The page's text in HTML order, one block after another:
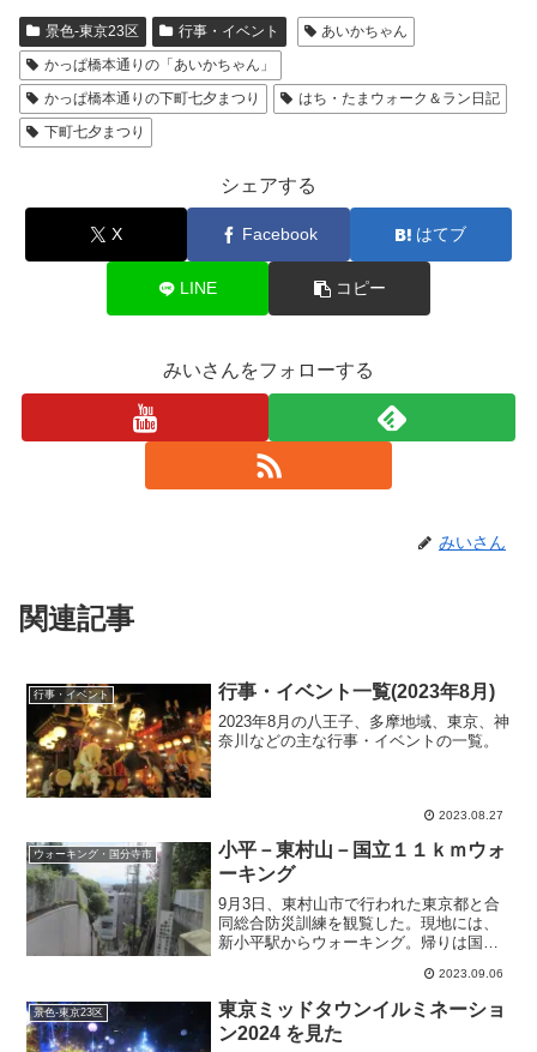
景色-東京23区 行事・イベント
あいかちゃん
かっぱ橋本通りの「あいかちゃん」
かっぱ橋本通りの下町七夕まつり
はち・たまウォーク＆ラン日記
下町七夕まつり
シェアする
X Facebook はてブ
LINE コピー
みいさんをフォローする
みいさん
関連記事
行事・イベント 行事・イベント一覧(2023年8月)
2023年8月の八王子、多摩地域、東京、神
奈川などの主な行事・イベントの一覧。
2023.08.27
ウォーキング・国分寺市
小平－東村山－国立１１ｋｍウォ
ーキング
9月3日、東村山市で行われた東京都と合
同総合防災訓練を観覧した。現地には、
新小平駅からウォーキング。帰りは国分
2023.09.06
景色-東京23区
東京ミッドタウンイルミネーショ
ン2024 を見た